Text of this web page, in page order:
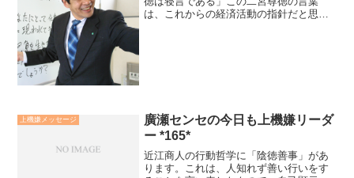
は、これからの経済活動の指針だと思っ
上機嫌メッセージ
廣瀬センセの今日も上機嫌リーダ
ー *165*
近江商人の行動哲学に「陰徳善事」があ
ります。これは、人知れず善い行いをす